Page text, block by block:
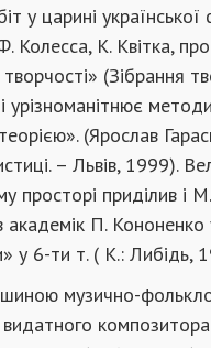
у царині
Колесса, К. Квітка,
(Зібрання
урізноманітнює
(Ярослав
– Львів, 1999).
просторі приділив і
академік П. Кононенко
у 6-ти т. ( К.: Либідь,
музично-
видатного